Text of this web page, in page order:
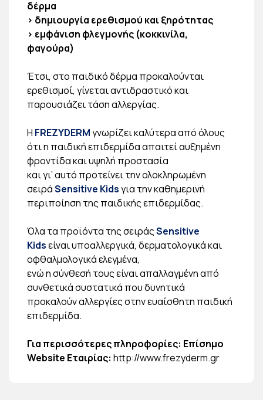
δέρμα
> δημιουργία ερεθισμού και ξηρότητας
> εμφάνιση φλεγμονής (κοκκινίλα,
φαγούρα)
Έτσι, στο παιδικό δέρμα προκαλούνται
ερεθισμοί, γίνεται αντιδραστικό και
παρουσιάζει τάση αλλεργίας.
Η FREZYDERMγνωρίζει καλύτερα από όλους
ότι η παιδική επιδερμίδα απαιτεί αυξημένη
φροντίδα και υψηλή προστασία
και γι’ αυτό προτείνει την ολοκληρωμένη
σειράSensitive Kidsγια την καθημερινή
περιποίηση της παιδικής επιδερμίδας.
Όλα τα προϊόντα της σειράςSensitive
Kidsείναι υποαλλεργικά, δερματολογικά και
οφθαλμολογικά ελεγμένα,
ενώ η σύνθεσή τους είναι απαλλαγμένη από
συνθετικά συστατικά που δυνητικά
προκαλούν αλλεργίες στην ευαίσθητη παιδική
επιδερμίδα.
Για περισσότερες πληροφορίες: Επίσημο
Website Εταιρίας: http://www.frezyderm.gr